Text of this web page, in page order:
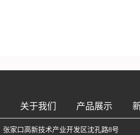
关于我们 产品展示
张家口高新技术产业开发区沈孔路8号